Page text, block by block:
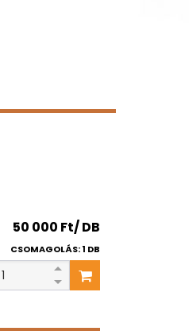
50 000 Ft/ DB
CSOMAGOLÁS: 1 DB